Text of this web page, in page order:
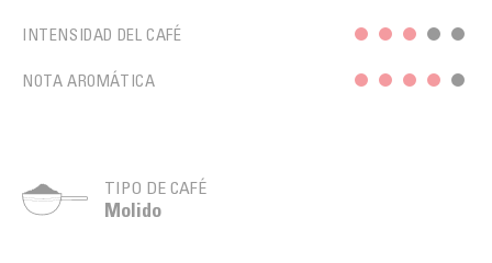
INTENSIDAD DEL CAFÉ
NOTA AROMÁTICA
TIPO DE CAFÉ
Molido